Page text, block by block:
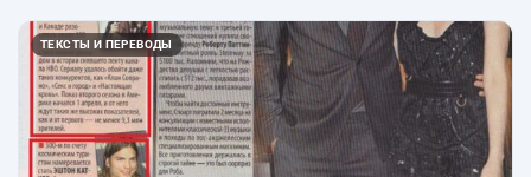
ТЕКСТЫ И ПЕРЕВОДЫ